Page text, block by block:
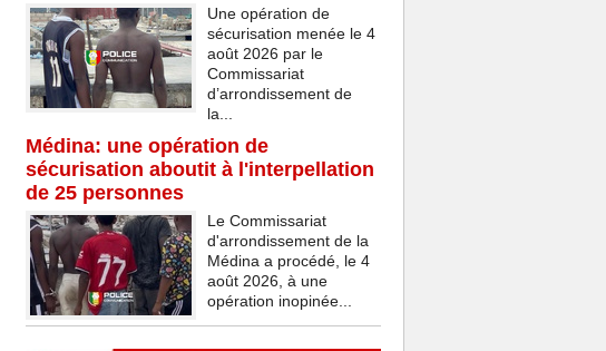
Une opération de
sécurisation menée le 4
août 2026 par le
Commissariat
d’arrondissement de
la...
Médina: une opération de
sécurisation aboutit à l'interpellation
de 25 personnes
Le Commissariat
d'arrondissement de la
Médina a procédé, le 4
août 2026, à une
opération inopinée...